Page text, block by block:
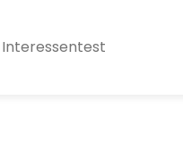
Interessentest